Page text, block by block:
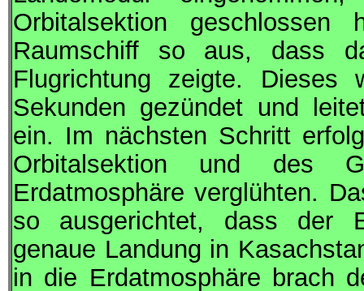
Orbitalsektion
Raumschiff so aus, dass
Flugrichtung zeigte.
Sekunden gezündet und
ein. Im nächsten Schritt
Orbitalsektion und des
Erdatmosphäre verglühten.
so ausgerichtet, dass der
genaue Landung in
in die Erdatmosphäre brach